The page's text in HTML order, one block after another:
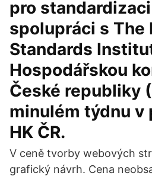
pro
spolupráci s The
Standards
Hospodářskou
České republiky
minulém týdnu v
HK ČR.
V ceně tvorby webových
grafický návrh. Cena